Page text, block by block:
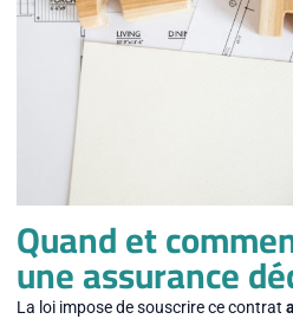
Quand et
une assurance
La loi impose de souscrire ce contrat